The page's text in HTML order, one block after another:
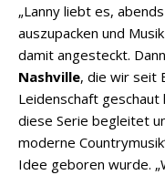
„Lanny liebt es,
auszupacken und
damit angesteckt.
Nashville, die wir seit
Leidenschaft geschaut
diese Serie begleitet
moderne
Idee geboren wurde.